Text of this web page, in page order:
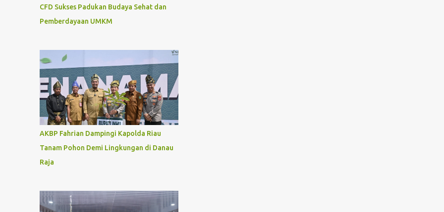
CFD Sukses Padukan Budaya Sehat dan
Pemberdayaan UMKM
AKBP Fahrian Dampingi Kapolda Riau
Tanam Pohon Demi Lingkungan di Danau
Raja